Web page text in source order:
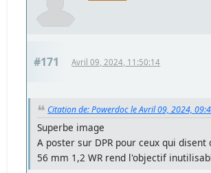
#170 Avril 09, 2024, 09:42:13
Citation de: thierry01150 le Avril 08, 2024,